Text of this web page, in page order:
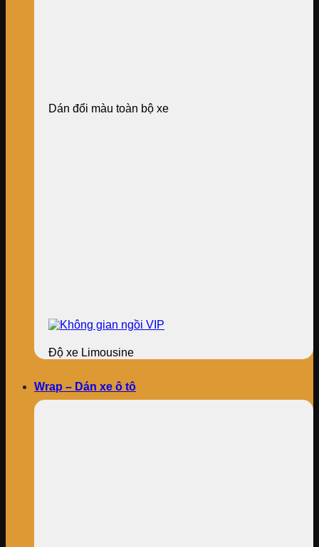
Dán đổi màu toàn bộ xe
Độ xe Limousine
Wrap – Dán xe ô tô